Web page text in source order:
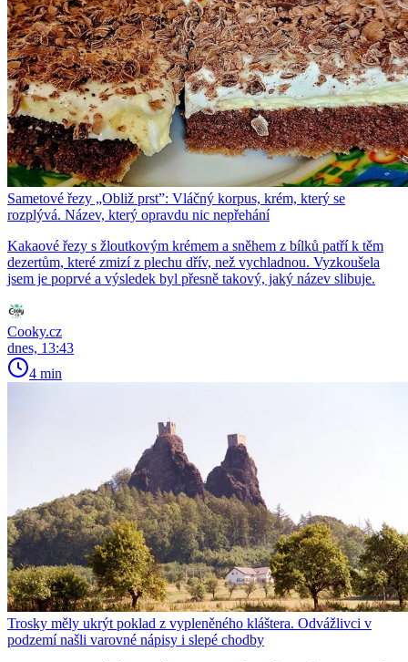
Sametové řezy „Obliž prst”: Vláčný korpus, krém, který se
rozplývá. Název, který opravdu nic nepřehání
Kakaové řezy s žloutkovým krémem a sněhem z bílků patří k těm
dezertům, které zmizí z plechu dřív, než vychladnou. Vyzkoušela
jsem je poprvé a výsledek byl přesně takový, jaký název slibuje.
Cooky.cz
dnes, 13:43
4 min
Trosky měly ukrýt poklad z vypleněného kláštera. Odvážlivci v
podzemí našli varovné nápisy i slepé chodby